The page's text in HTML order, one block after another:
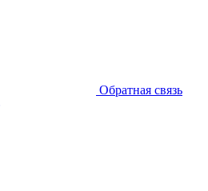
Обратная связь